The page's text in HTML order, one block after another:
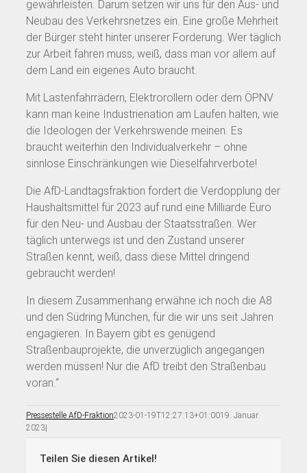
gewährleisten. Darum setzen wir uns für den Aus- und
Neubau des Verkehrsnetzes ein. Eine große Mehrheit
der Bürger steht hinter unserer Forderung. Wer täglich
zur Arbeit fahren muss, weiß, dass man vor allem auf
dem Land ein eigenes Auto braucht.
Mit Lastenfahrrädern, Elektrorollern oder dem ÖPNV
kann man keine Industrienation am Laufen halten, wie
die Ideologen der Verkehrswende meinen. Es
braucht weiterhin den Individualverkehr – ohne
sinnlose Einschränkungen wie Dieselfahrverbote!
Die AfD-Landtagsfraktion fordert die Verdopplung der
Haushaltsmittel für 2023 auf rund eine Milliarde Euro
für den Neu- und Ausbau der Staatsstraßen. Wer
täglich unterwegs ist und den Zustand unserer
Straßen kennt, weiß, dass diese Mittel dringend
gebraucht werden!
In diesem Zusammenhang erwähne ich noch die A8
und den Südring München, für die wir uns seit Jahren
engagieren. In Bayern gibt es genügend
Straßenbauprojekte, die unverzüglich angegangen
werden müssen! Nur die AfD treibt den Straßenbau
voran.“
Pressestelle AfD-Fraktion2023-01-19T12:27:13+01:0019. Januar
2023
Teilen Sie diesen Artikel!